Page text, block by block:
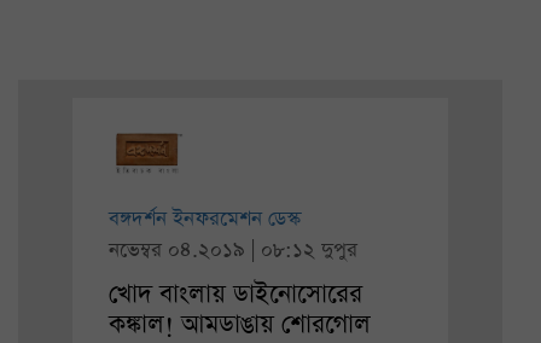
বঙ্গদর্শন ইনফরমেশন ডেস্ক
নভেম্বর ০৪.২০১৯ | ০৮:১২ দুপুর
খোদ বাংলায় ডাইনোসোরের
কঙ্কাল! আমডাঙায় শোরগোল